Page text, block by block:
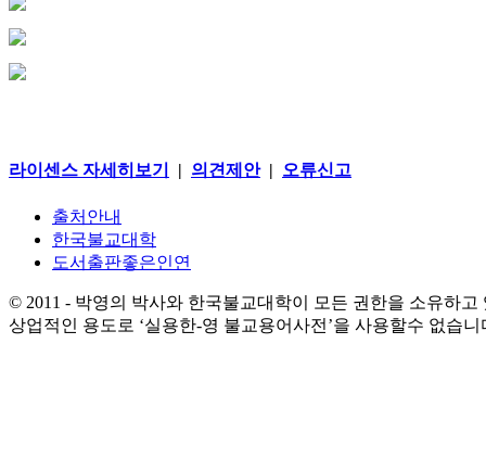
라이센스 자세히보기 | 의견제안| 오류신고
출처안내
한국불교대학
도서출판좋은인연
© 2011 - 박영의 박사와 한국불교대학이 모든 권한을 소유하고
상업적인 용도로 ‘실용한-영 불교용어사전’을 사용할수 없습니